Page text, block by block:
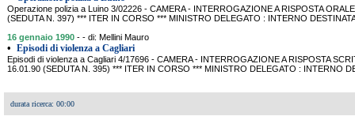
Operazione polizia a Luino 3/02226 - CAMERA - INTERROGAZIONE A RISPOSTA
(SEDUTA N. 397) *** ITER IN CORSO *** MINISTRO DELEGATO : INTERNO
16 gennaio 1990 - - di: Mellini Mauro
• Episodi di violenza a Cagliari
Episodi di violenza a Cagliari 4/17696 - CAMERA - INTERROGAZIONE A RISPOSTA
16.01.90 (SEDUTA N. 395) *** ITER IN CORSO *** MINISTRO DELEGATO : INTERNO
durata ricerca: 00:00